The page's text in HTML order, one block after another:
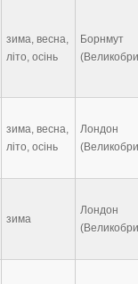
зима, весна,
літо, осінь
Борнмут
зима, весна,
літо, осінь
Лондон
зима
Лондон